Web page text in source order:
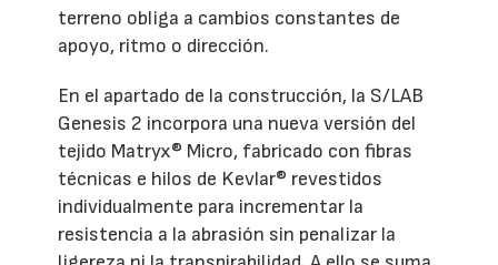
terreno obliga a cambios constantes de
apoyo, ritmo o dirección.
En el apartado de la construcción, la S/LAB
Genesis 2 incorpora una nueva versión del
tejido Matryx® Micro, fabricado con fibras
técnicas e hilos de Kevlar® revestidos
individualmente para incrementar la
resistencia a la abrasión sin penalizar la